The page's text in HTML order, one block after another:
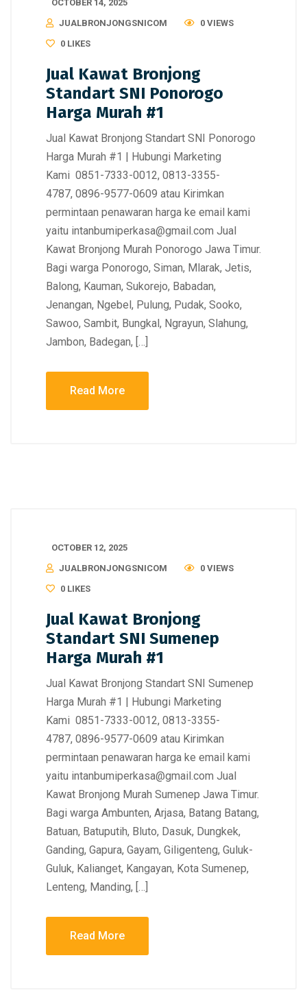
OCTOBER 14, 2025
JUALBRONJONGSNICOM
0 VIEWS
0 LIKES
Jual Kawat Bronjong
Standart SNI Ponorogo
Harga Murah #1
Jual Kawat Bronjong Standart SNI Ponorogo
Harga Murah #1 | Hubungi Marketing
Kami 0851-7333-0012, 0813-3355-
4787, 0896-9577-0609 atau Kirimkan
permintaan penawaran harga ke email kami
yaitu intanbumiperkasa@gmail.com Jual
Kawat Bronjong Murah Ponorogo Jawa Timur.
Bagi warga Ponorogo, Siman, Mlarak, Jetis,
Balong, Kauman, Sukorejo, Babadan,
Jenangan, Ngebel, Pulung, Pudak, Sooko,
Sawoo, Sambit, Bungkal, Ngrayun, Slahung,
Jambon, Badegan, […]
Read More
OCTOBER 12, 2025
JUALBRONJONGSNICOM
0 VIEWS
0 LIKES
Jual Kawat Bronjong
Standart SNI Sumenep
Harga Murah #1
Jual Kawat Bronjong Standart SNI Sumenep
Harga Murah #1 | Hubungi Marketing
Kami 0851-7333-0012, 0813-3355-
4787, 0896-9577-0609 atau Kirimkan
permintaan penawaran harga ke email kami
yaitu intanbumiperkasa@gmail.com Jual
Kawat Bronjong Murah Sumenep Jawa Timur.
Bagi warga Ambunten, Arjasa, Batang Batang,
Batuan, Batuputih, Bluto, Dasuk, Dungkek,
Ganding, Gapura, Gayam, Giligenteng, Guluk-
Guluk, Kalianget, Kangayan, Kota Sumenep,
Lenteng, Manding, […]
Read More